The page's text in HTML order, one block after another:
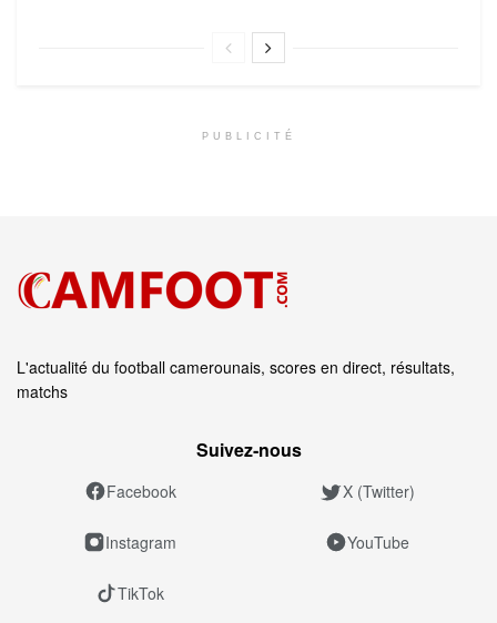
PUBLICITÉ
L'actualité du football camerounais, scores en direct, résultats,
matchs
Suivez‑nous
Facebook X (Twitter)
Instagram YouTube
TikTok